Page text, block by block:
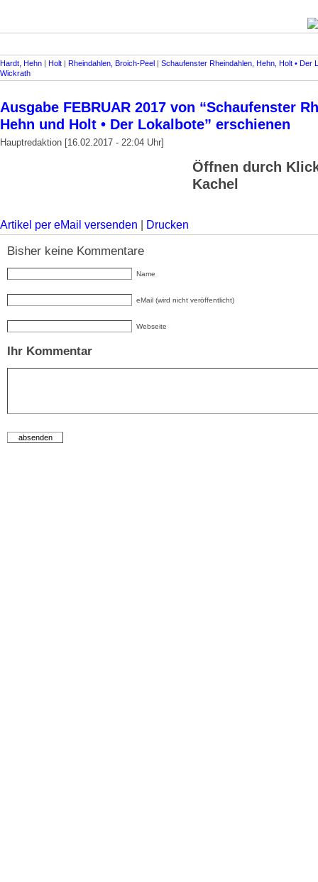
Hardt, Hehn | Holt | Rheindahlen, Broich-Peel | Schaufenster Rheindahlen, Hehn, Holt • Der
Wickrath
Ausgabe FEBRUAR 2017 von “Schaufenster
Hehn und Holt • Der Lokalbote” erschienen
Hauptredaktion [16.02.2017 - 22:04 Uhr]
Öffnen durch
Kachel
Artikel per eMail versenden Drucken
Bisher keine Kommentare
Name
eMail (wird nicht veröffentlicht)
Webseite
Ihr Kommentar